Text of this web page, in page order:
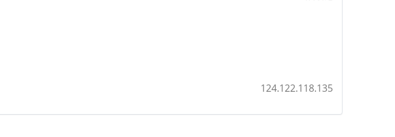
124.122.118.135